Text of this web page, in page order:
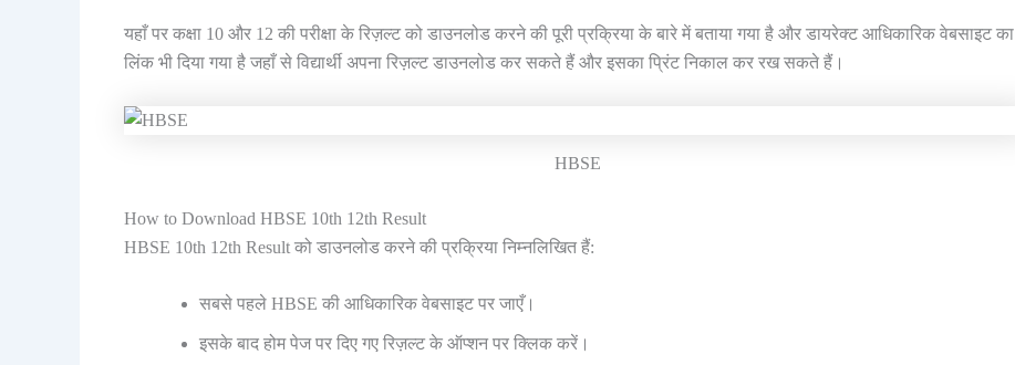
यहाँ पर कक्षा 10 और 12 की परीक्षा के रिज़ल्ट को डाउनलोड करने की पूरी प्रक्रिया के बारे में बताया गया है और डायरेक्ट आधिकारिक वेबसाइट का
लिंक भी दिया गया है जहाँ से विद्यार्थी अपना रिज़ल्ट डाउनलोड कर सकते हैं और इसका प्रिंट निकाल कर रख सकते हैं।
HBSE
How to Download HBSE 10th 12th Result
HBSE 10th 12th Result को डाउनलोड करने की प्रक्रिया निम्नलिखित हैं:
सबसे पहले HBSE की आधिकारिक वेबसाइट पर जाएँ।
इसके बाद होम पेज पर दिए गए रिज़ल्ट के ऑप्शन पर क्लिक करें।